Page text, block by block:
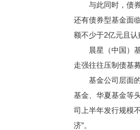
与此同时，债券
还有债券型基金面
额不少于2亿元且认
晨星（中国）基
走强往往压制债基
基金公司层面的
基金、华夏基金等
司上半年发行规模
济”。